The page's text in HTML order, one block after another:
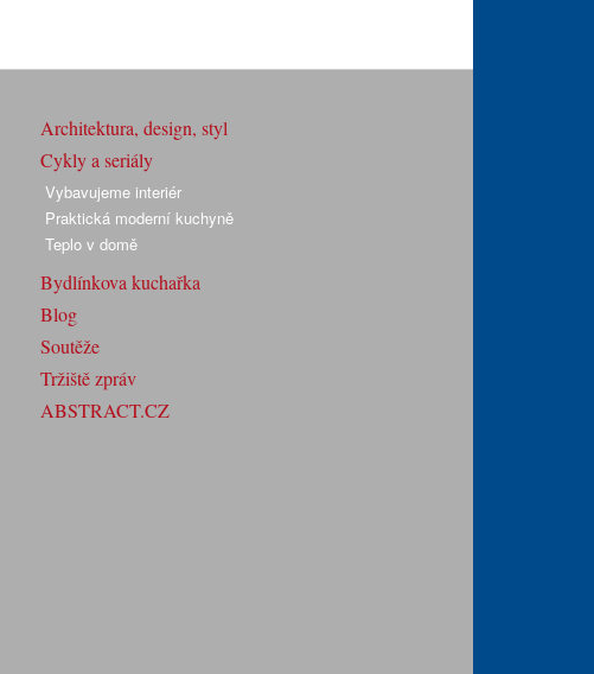
Architektura, design, styl
Cykly a seriály
Vybavujeme interiér
Praktická moderní kuchyně
Teplo v domě
Bydlínkova kuchařka
Blog
Soutěže
Tržiště zpráv
ABSTRACT.CZ